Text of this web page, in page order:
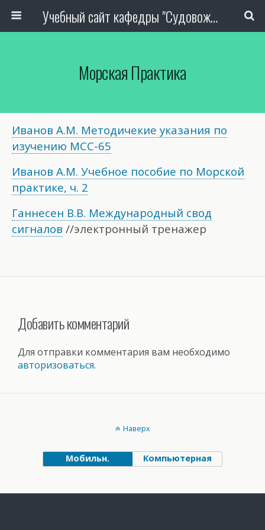
Учебный сайт кафедры "Судовождение" Дальрыбвтуза
Морская Практика
Иванов А.М. Методичекие указания по
изучению МСС-65
Иванов А.М. Учебное пособие по Морской
практике, ч. 2
Ганнесен В.В. Международный свод
сигналов //электронный тренажер
Добавить комментарий
Для отправки комментария вам необходимо
авторизоваться.
Наверх
Мобильн. Компьютерная